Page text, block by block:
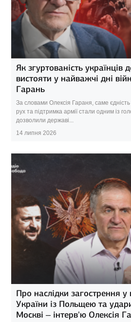
Як згуртованість українців
вистояти у найважчі дні
Гарань
За словами Олексія Гараня, саме
рух та підтримка армії стали одним із
дозволили державі...
14 липня 2026
Про наслідки загострення у
України із Польщею та
Москві – інтерв'ю Олексія